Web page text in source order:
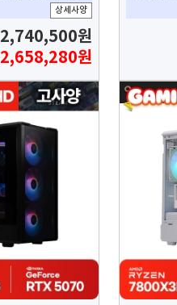
상세사양
2,740,500원
2,658,280원